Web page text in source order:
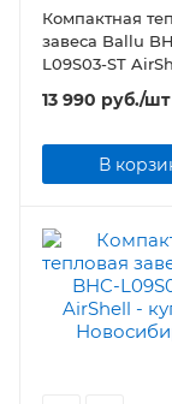
Компактная
завеса Ballu
L09S03-ST
13 990 руб./шт
В